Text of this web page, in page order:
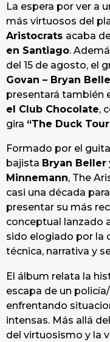
o
a
g
o
La espera por ver a
más virtuosos del
Aristocrats acaba
en Santiago.
del 15 de agosto, el
Govan – Bryan
presentará también
el Club Chocolate,
gira “The Duck
Formado por el
bajista Bryan Beller
Minnemann, The
casi una década
presentar su más
conceptual lanzado
sido elogiado por la
técnica, narrativa y
El álbum relata la
escapa de un
enfrentando
intensas. Más allá
del virtuosismo y la